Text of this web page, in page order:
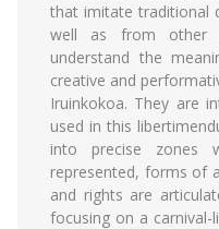
that imitate traditional
well as from other
understand the
creative and
Iruinkokoa. They are
used in this
into precise zones
represented, forms of
and rights are
focusing on a